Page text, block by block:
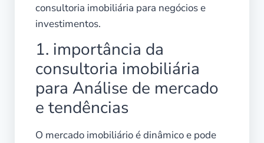
consultoria imobiliária para negócios e
investimentos.
1. importância da
consultoria imobiliária
para Análise de mercado
e tendências
O mercado imobiliário é dinâmico e pode